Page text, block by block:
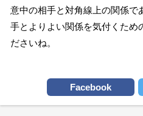
意中の相手と対角線上の関係で
手とよりよい関係を気付くため
ださいね。
Facebook